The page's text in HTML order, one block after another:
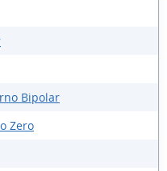
Bipolar
Zero